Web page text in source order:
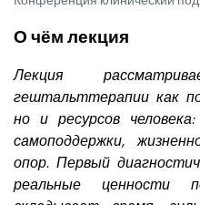
О чём лекция
Лекция
гештальттерапии как
но и ресурсов
самоподдержки,
опор. Первый
реальные ценности